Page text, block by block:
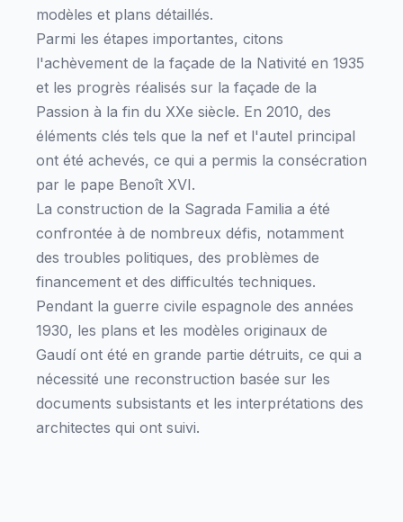
modèles et plans détaillés.
Parmi les étapes importantes, citons
l'achèvement de la façade de la Nativité en 1935
et les progrès réalisés sur la façade de la
Passion à la fin du XXe siècle. En 2010, des
éléments clés tels que la nef et l'autel principal
ont été achevés, ce qui a permis la consécration
par le pape Benoît XVI.
La construction de la Sagrada Familia a été
confrontée à de nombreux défis, notamment
des troubles politiques, des problèmes de
financement et des difficultés techniques.
Pendant la guerre civile espagnole des années
1930, les plans et les modèles originaux de
Gaudí ont été en grande partie détruits, ce qui a
nécessité une reconstruction basée sur les
documents subsistants et les interprétations des
architectes qui ont suivi.